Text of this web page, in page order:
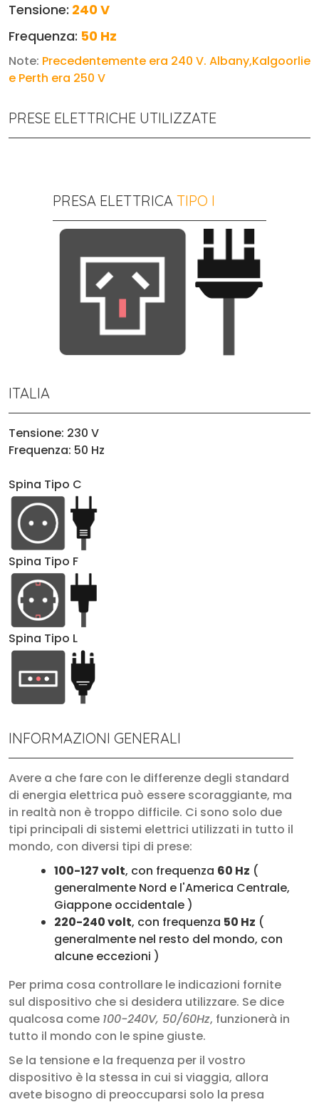
Tensione: 240 V
Frequenza: 50 Hz
Note: Precedentemente era 240 V. Albany,Kalgoorlie
e Perth era 250 V
PRESE ELETTRICHE UTILIZZATE
PRESA ELETTRICA TIPO I
ITALIA
Tensione: 230 V
Frequenza: 50 Hz
Spina Tipo C
Spina Tipo F
Spina Tipo L
INFORMAZIONI GENERALI
Avere a che fare con le differenze degli standard
di energia elettrica può essere scoraggiante, ma
in realtà non è troppo difficile. Ci sono solo due
tipi principali di sistemi elettrici utilizzati in tutto il
mondo, con diversi tipi di prese:
100-127 volt, con frequenza 60 Hz (
generalmente Nord e l'America Centrale,
Giappone occidentale )
220-240 volt, con frequenza 50 Hz (
generalmente nel resto del mondo, con
alcune eccezioni )
Per prima cosa controllare le indicazioni fornite
sul dispositivo che si desidera utilizzare. Se dice
qualcosa come 100-240V, 50/60Hz, funzionerà in
tutto il mondo con le spine giuste.
Se la tensione e la frequenza per il vostro
dispositivo è la stessa in cui si viaggia, allora
avete bisogno di preoccuparsi solo la presa